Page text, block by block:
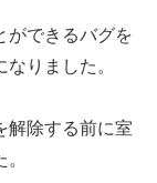
ができるバグを
りました。
解除する前に室